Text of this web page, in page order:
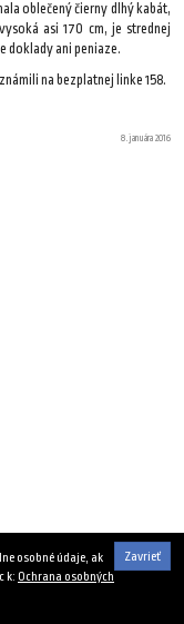
oblečený čierny dlhý kabát,
asi 170 cm, je strednej
doklady ani peniaze.
na bezplatnej linke 158.
8. januára 2016
Zavrieť
osobné údaje, ak
k: Ochrana osobných